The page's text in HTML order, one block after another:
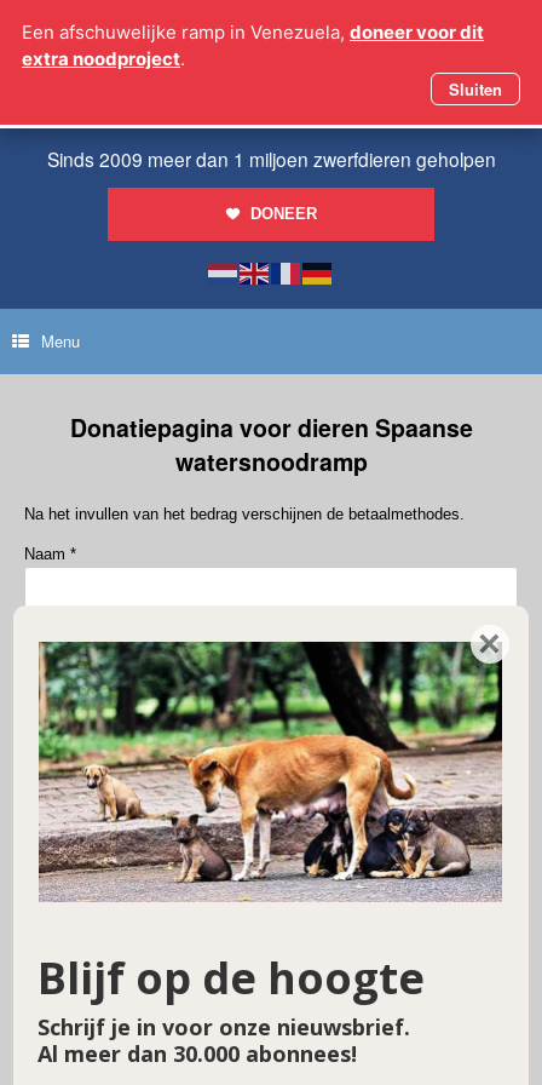
naar
Sinds 2009 meer dan 1 miljoen zwerfdieren geholpen
DONEER
Menu
Donatiepagina voor dieren Spaanse
watersnoodramp
Na het invullen van het bedrag verschijnen de betaalmethodes.
Naam *
Donatie voor Spaanse watersnood slachtoffertjes.
Bedrag*
Een afschuwelijke ramp in Venezuela, doneer voor dit
extra noodproject.
Sluiten
×
Blijf op de hoogte
Schrijf je in voor onze nieuwsbrief.
Al meer dan 30.000 abonnees!